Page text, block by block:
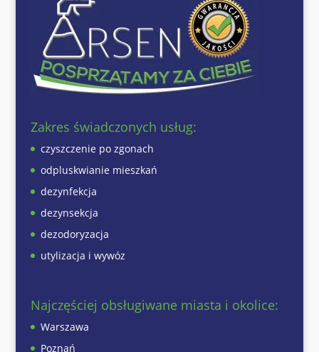
Zakres świadczonych usług:
czyszczenie po zgonach
odpluskwianie mieszkań
dezynfekcja
dezynsekcja
dezodoryzacja
utylizacja i wywóz
Najczęściej obsługiwane miasta i okolice:
Warszawa
Poznań